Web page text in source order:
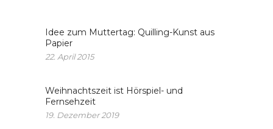
Idee zum Muttertag: Quilling-Kunst aus
Papier
22. April 2015
Weihnachtszeit ist Hörspiel- und
Fernsehzeit
19. Dezember 2019